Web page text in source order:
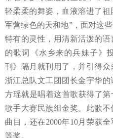
轻柔柔的舞姿，血液溶进了
军营绿色的天和地”，面对这
特有的灵性，用清新活泼的
的歌词《水乡来的兵妹子》
刊》隔月就刊用了，并引得
浙江总队文工团团长金宇华的
方瑶就是唱着这首歌获得了第
歌手大赛民族组金奖。此歌
曲目，还在2000年10月荣获
等奖。